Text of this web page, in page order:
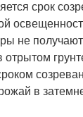
срок
не получают
отрытом
в